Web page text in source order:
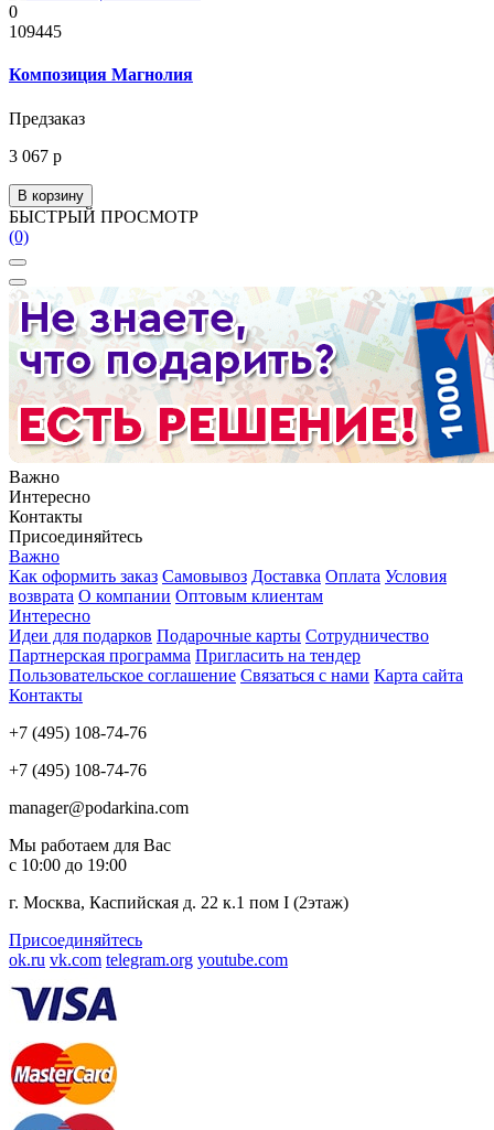
0
109445
Композиция Магнолия
Предзаказ
3 067 р
В корзину
БЫСТРЫЙ ПРОСМОТР
(0)
Важно
Интересно
Контакты
Присоединяйтесь
Важно
Как оформить заказ Самовывоз Доставка Оплата Условия
возврата О компании Оптовым клиентам
Интересно
Идеи для подарков Подарочные карты Сотрудничество
Партнерская программа Пригласить на тендер
Пользовательское соглашение Связаться с нами Карта сайта
Контакты
+7 (495) 108-74-76
+7 (495) 108-74-76
manager@podarkina.com
Мы работаем для Вас
с 10:00 до 19:00
г. Москва, Каспийская д. 22 к.1 пом I (2этаж)
Присоединяйтесь
ok.ru vk.com telegram.org youtube.com